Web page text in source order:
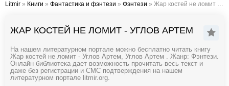
Litmir » Книги » Фантастика и фэнтези » Фэнтези » Жар костей не ломит - Углов Артем
ЖАР КОСТЕЙ НЕ ЛОМИТ - УГЛОВ АРТЕМ
На нашем литературном портале можно бесплатно читать книгу
Жар костей не ломит - Углов Артем, Углов Артем . Жанр: Фэнтези.
Онлайн библиотека дает возможность прочитать весь текст и
даже без регистрации и СМС подтверждения на нашем
литературном портале litmir.org.